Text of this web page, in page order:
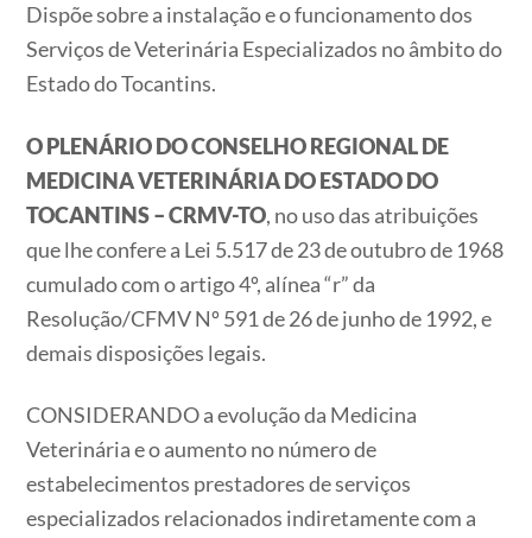
Dispõe sobre a instalação e o funcionamento dos
Serviços de Veterinária Especializados no âmbito do
Estado do Tocantins.
O PLENÁRIO DO CONSELHO REGIONAL DE
MEDICINA VETERINÁRIA DO ESTADO DO
TOCANTINS – CRMV-TO, no uso das atribuições
que lhe confere a Lei 5.517 de 23 de outubro de 1968
cumulado com o artigo 4º, alínea “r” da
Resolução/CFMV Nº 591 de 26 de junho de 1992, e
demais disposições legais.
CONSIDERANDO a evolução da Medicina
Veterinária e o aumento no número de
estabelecimentos prestadores de serviços
especializados relacionados indiretamente com a